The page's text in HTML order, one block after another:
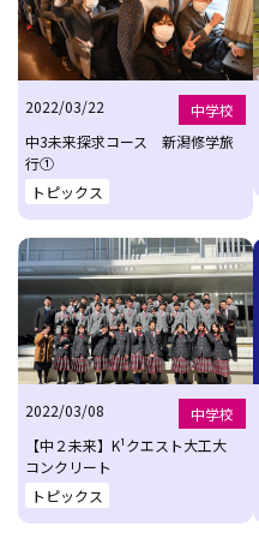
2022/03/22
中学校
中3未来探求コース 新潟修学旅
行①
トピックス
2022/03/08
中学校
【中２未来】K¹クエスト大工大
コンクリート
トピックス